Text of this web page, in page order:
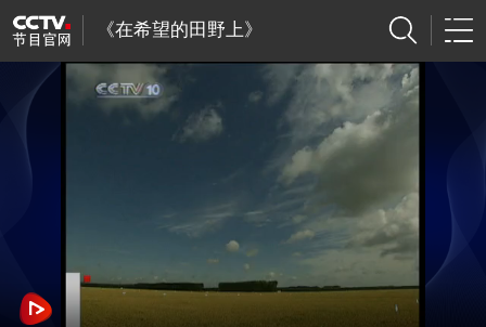
《在希望的田野上》